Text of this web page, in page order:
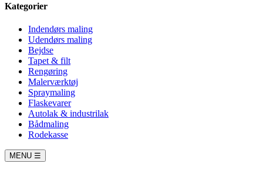
Kategorier
Indendørs maling
Udendørs maling
Bejdse
Tapet & filt
Rengøring
Malerværktøj
Spraymaling
Flaskevarer
Autolak & industrilak
Bådmaling
Rodekasse
MENU ☰